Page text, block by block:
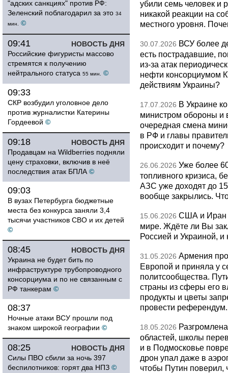
"адских санкциях" против РФ:
Зеленский поблагодарил за это 34
мин.
©
НОВОСТЬ ДНЯ
09:41
Российские фигуристы массово
стремятся к получению
нейтрального статуса 55 мин. ©
09:33
СКР возбудил уголовное дело
против журналистки Катерины
Гордеевой ©
НОВОСТЬ ДНЯ
09:18
Продавцам на Wildberries подняли
цену страховки, включив в неё
последствия атак БПЛА ©
09:03
В вузах Петербурга бюджетные
места без конкурса заняли 3,4
тысячи участников СВО и их детей
©
НОВОСТЬ ДНЯ
08:45
Украина не будет бить по
инфраструктуре трубопроводного
консорциума и по не связанным с
РФ танкерам ©
08:37
Ночные атаки ВСУ прошли под
знаком широкой географии ©
НОВОСТЬ ДНЯ
08:25
Силы ПВО сбили за ночь 397
беспилотников: горят два НПЗ ©
убили семь человек и
никакой реакции на
местного уровня.
30.07.2026 ВСУ более
есть пострадавшие,
из-за атак
нефти консорциумом
действиям Украины?
17.07.2026 В Украине
министром обороны и
очередная смена
в РФ и главы
происходит и почему?
26.06.2026 Уже более
топливного кризиса,
АЗС уже доходят до
вообще закрылись.
15.06.2026 США и Иран
мире. Ждёте ли Вы
Россией и Украиной,
31.05.2026 Армения
Европой и приняла у
политсообщества.
страны из сферы его
продукты и цветы
провести
18.05.2026
областей, школы
и в Подмосковье
дрон упал даже в
чтобы Путин поверил,